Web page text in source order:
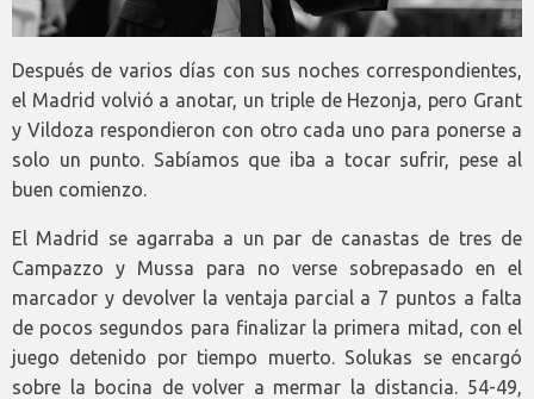
Después de varios días con sus noches correspondientes,
el Madrid volvió a anotar, un triple de Hezonja, pero Grant
y Vildoza respondieron con otro cada uno para ponerse a
solo un punto. Sabíamos que iba a tocar sufrir, pese al
buen comienzo.
El Madrid se agarraba a un par de canastas de tres de
Campazzo y Mussa para no verse sobrepasado en el
marcador y devolver la ventaja parcial a 7 puntos a falta
de pocos segundos para finalizar la primera mitad, con el
juego detenido por tiempo muerto. Solukas se encargó
sobre la bocina de volver a mermar la distancia. 54-49,